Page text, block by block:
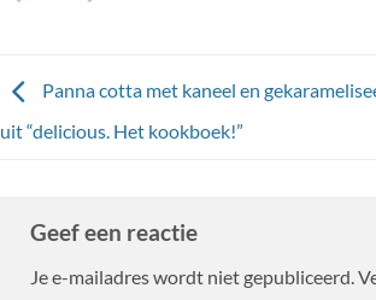
Panna cotta met kaneel en
uit “delicious. Het kookboek!”
Geef een reactie
Je e-mailadres wordt niet gepubliceerd.